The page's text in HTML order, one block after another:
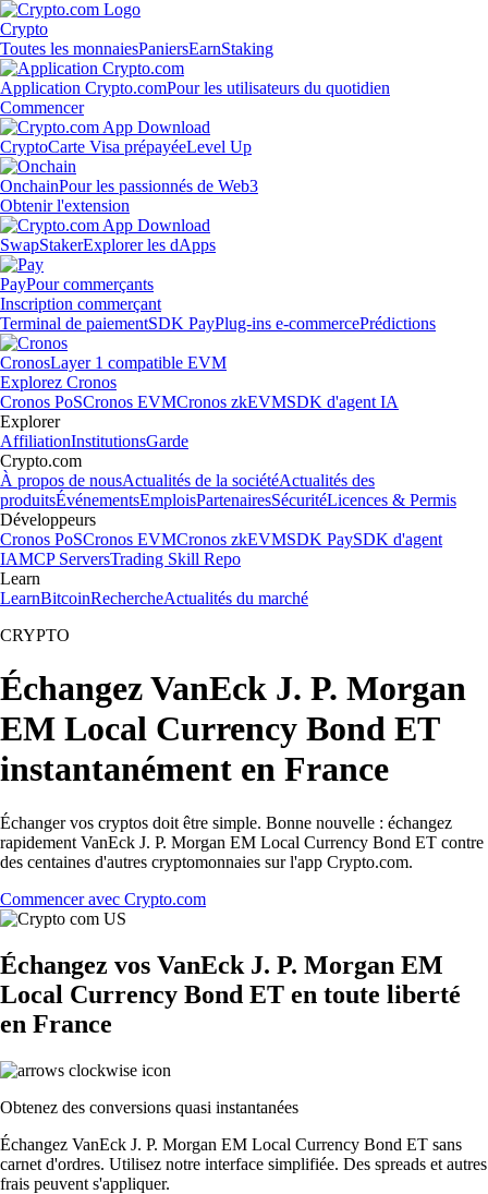
Crypto
Toutes les monnaiesPaniersEarnStaking
Application Crypto.comPour les utilisateurs du quotidien
Commencer
CryptoCarte Visa prépayéeLevel Up
OnchainPour les passionnés de Web3
Obtenir l'extension
SwapStakerExplorer les dApps
PayPour commerçants
Inscription commerçant
Terminal de paiementSDK PayPlug-ins e-commercePrédictions
CronosLayer 1 compatible EVM
Explorez Cronos
Cronos PoSCronos EVMCronos zkEVMSDK d'agent IA
Explorer
AffiliationInstitutionsGarde
Crypto.com
À propos de nousActualités de la sociétéActualités des
produitsÉvénementsEmploisPartenairesSécuritéLicences & Permis
Développeurs
Cronos PoSCronos EVMCronos zkEVMSDK PaySDK d'agent
IAMCP ServersTrading Skill Repo
Learn
LearnBitcoinRechercheActualités du marché
CRYPTO
Échangez VanEck J. P. Morgan
EM Local Currency Bond ET
instantanément en France
Échanger vos cryptos doit être simple. Bonne nouvelle : échangez
rapidement VanEck J. P. Morgan EM Local Currency Bond ET contre
des centaines d'autres cryptomonnaies sur l'app Crypto.com.
Commencer avec Crypto.com
Échangez vos VanEck J. P. Morgan EM
Local Currency Bond ET en toute liberté
en France
Obtenez des conversions quasi instantanées
Échangez VanEck J. P. Morgan EM Local Currency Bond ET sans
carnet d'ordres. Utilisez notre interface simplifiée. Des spreads et autres
frais peuvent s'appliquer.